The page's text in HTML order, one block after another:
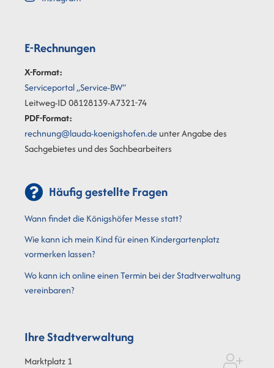
E-Rechnungen
X-Format:
Serviceportal „Service-BW“
Leitweg-ID 08128139-A7321-74
PDF-Format:
rechnung@lauda-koenigshofen.deunter Angabe des
Sachgebietes und des Sachbearbeiters
Häufig gestellte Fragen
Wann findet die Königshöfer Messe statt?
Wie kann ich mein Kind für einen Kindergartenplatz
vormerken lassen?
Wo kann ich online einen Termin bei der Stadtverwaltung
vereinbaren?
Ihre Stadtverwaltung
Marktplatz 1